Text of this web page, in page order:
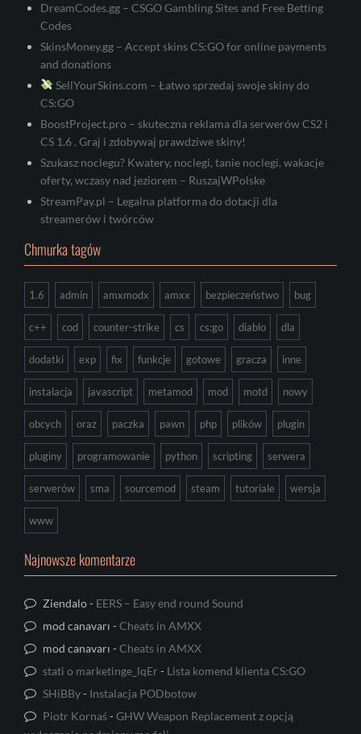
DreamCodes.gg – CSGO Gambling Sites and Free Betting
Codes
SkinsMoney.gg – Accept skins CS:GO for online payments
and donations
SellYourSkins.com – Łatwo sprzedaj swoje skiny do
CS:GO
BoostProject.pro – skuteczna reklama dla serwerów CS2 i
CS 1.6 . Graj i zdobywaj prawdziwe skiny!
Szukasz noclegu? Kwatery, noclegi, tanie noclegi, wakacje
oferty, wczasy nad jeziorem – RuszajWPolske
StreamPay.pl – Legalna platforma do dotacji dla
streamerów i twórców
Chmurka tagów
1.6 admin amxmodx amxx bezpieczeństwo bug
c++ cod counter-strike cs cs:go diablo dla
dodatki exp fix funkcje gotowe gracza inne
instalacja javascript metamod mod motd nowy
obcych oraz paczka pawn php plików plugin
pluginy programowanie python scripting serwera
serwerów sma sourcemod steam tutoriale wersja
www
Najnowsze komentarze
Ziendalo- EERS – Easy end round Sound
mod canavarı -Cheats in AMXX
mod canavarı -Cheats in AMXX
stati o marketinge_lqEr - Lista komend klienta CS:GO
SHiBBy- Instalacja PODbotow
Piotr Kornaś-GHW Weapon Replacement z opcją